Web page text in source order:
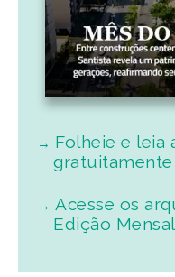
Folheie e leia
gratuitamente
Acesse os
Edição Mensal